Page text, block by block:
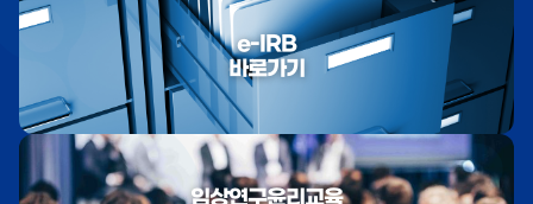
e-IRB
바로가기
임상연구윤리교육